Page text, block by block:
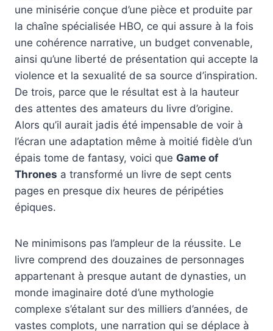
une minisérie conçue d’une pièce et produite par
la chaîne spécialisée HBO, ce qui assure à la fois
une cohérence narrative, un budget convenable,
ainsi qu’une liberté de présentation qui accepte la
violence et la sexualité de sa source d’inspiration.
De trois, parce que le résultat est à la hauteur
des attentes des amateurs du livre d’origine.
Alors qu’il aurait jadis été impensable de voir à
l’écran une adaptation même à moitié fidèle d’un
épais tome de fantasy, voici que Game of
Thrones a transformé un livre de sept cents
pages en presque dix heures de péripéties
épiques.
Ne minimisons pas l’ampleur de la réussite. Le
livre comprend des douzaines de personnages
appartenant à presque autant de dynasties, un
monde imaginaire doté d’une mythologie
complexe s’étalant sur des milliers d’années, de
vastes complots, une narration qui se déplace à